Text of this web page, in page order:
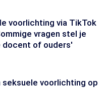
voorlichting via TikTok
vragen stel je
docent of ouders'
seksuele voorlichting op